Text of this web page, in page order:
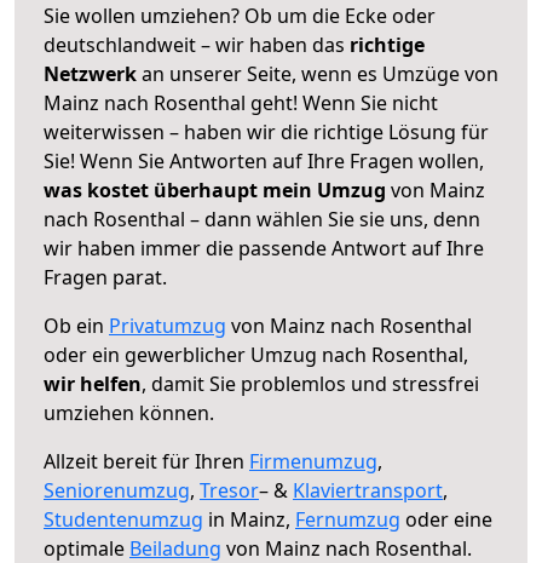
Sie wollen umziehen? Ob um die Ecke oder
deutschlandweit – wir haben das richtige
Netzwerkan unserer Seite, wenn es Umzüge von
Mainz nach Rosenthal geht! Wenn Sie nicht
weiterwissen – haben wir die richtige Lösung für
Sie! Wenn Sie Antworten auf Ihre Fragen wollen,
was kostet überhaupt mein Umzug von Mainz
nach Rosenthal – dann wählen Sie sie uns, denn
wir haben immer die passende Antwort auf Ihre
Fragen parat.
Ob ein Privatumzug von Mainz nach Rosenthal
oder ein gewerblicher Umzug nach Rosenthal,
wir helfen, damit Sie problemlos und stressfrei
umziehen können.
Allzeit bereit für Ihren Firmenumzug,
Seniorenumzug, Tresor– & Klaviertransport,
Studentenumzug in Mainz, Fernumzug oder eine
optimale Beiladung von Mainz nach Rosenthal.